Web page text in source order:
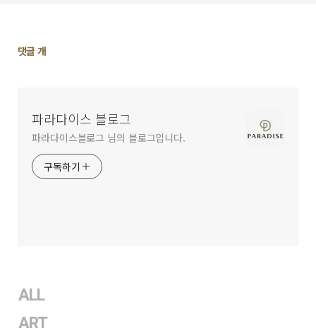
댓
댓글개
파라다이스 블로그
파라다이스블로그 님의 블로그입니다.
구독하기
ALL
ART